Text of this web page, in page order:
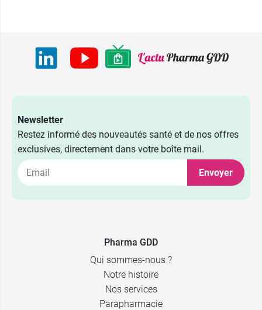
Newsletter
Restez informé des nouveautés santé et de nos offres
exclusives, directement dans votre boîte mail.
Envoyer
Pharma GDD
Qui sommes-nous ?
Notre histoire
Nos services
Parapharmacie